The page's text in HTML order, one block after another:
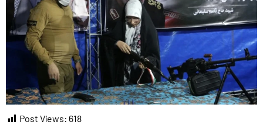
Post Views: 618